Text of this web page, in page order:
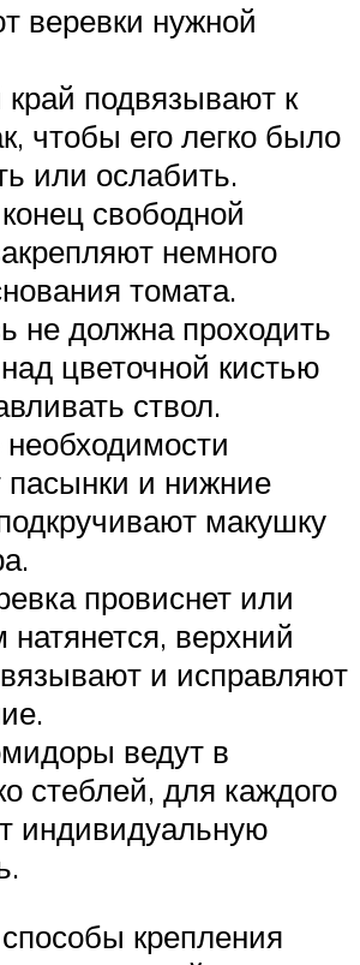
веревки нужной
подвязывают к
чтобы его легко было
или ослабить.
свободной
немного
томата.
не должна проходить
цветочной кистью
ствол.
пасынки и нижние
макушку
провиснет или
верхний
и исправляют
ведут в
стеблей, для каждого
индивидуальную
крепления